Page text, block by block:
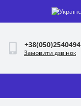
+38(050)2540494
Замовити дзвінок